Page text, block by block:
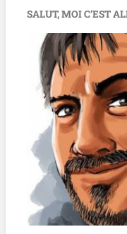
SALUT, MOI C’EST